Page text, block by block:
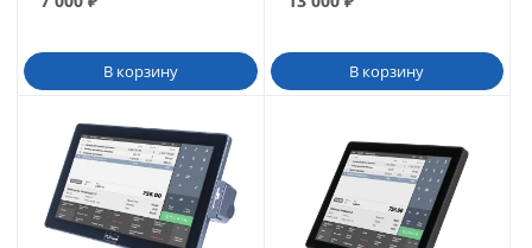
В корзину В корзину